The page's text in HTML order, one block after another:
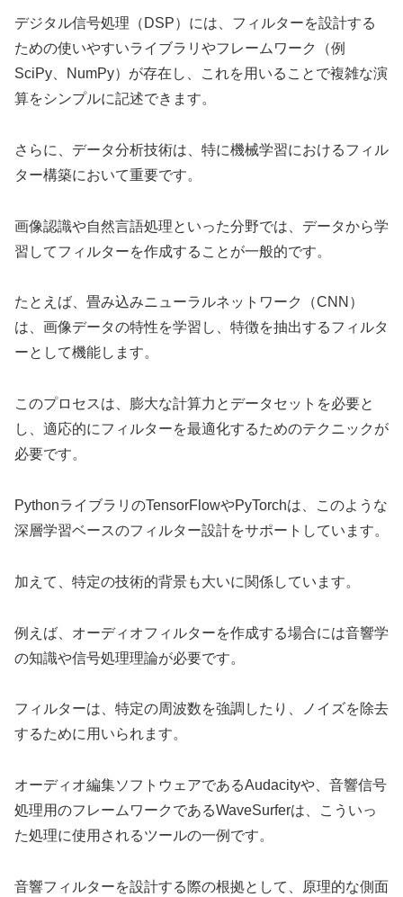
デジタル信号処理（DSP）には、フィルターを設計する
ための使いやすいライブラリやフレームワーク（例
SciPy、NumPy）が存在し、これを用いることで複雑な演
算をシンプルに記述できます。
さらに、データ分析技術は、特に機械学習におけるフィル
ター構築において重要です。
画像認識や自然言語処理といった分野では、データから学
習してフィルターを作成することが一般的です。
たとえば、畳み込みニューラルネットワーク（CNN）
は、画像データの特性を学習し、特徴を抽出するフィルタ
ーとして機能します。
このプロセスは、膨大な計算力とデータセットを必要と
し、適応的にフィルターを最適化するためのテクニックが
必要です。
PythonライブラリのTensorFlowやPyTorchは、このような
深層学習ベースのフィルター設計をサポートしています。
加えて、特定の技術的背景も大いに関係しています。
例えば、オーディオフィルターを作成する場合には音響学
の知識や信号処理理論が必要です。
フィルターは、特定の周波数を強調したり、ノイズを除去
するために用いられます。
オーディオ編集ソフトウェアであるAudacityや、音響信号
処理用のフレームワークであるWaveSurferは、こういっ
た処理に使用されるツールの一例です。
音響フィルターを設計する際の根拠として、原理的な側面